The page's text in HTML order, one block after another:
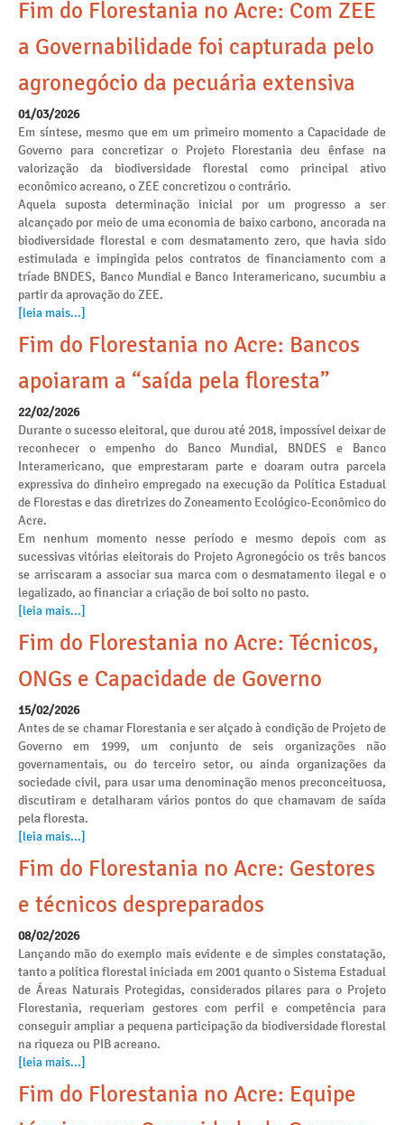
Fim do Florestania no Acre: Com ZEE
a Governabilidade foi capturada pelo
agronegócio da pecuária extensiva
01/03/2026
Em síntese, mesmo que em um primeiro momento a Capacidade de
Governo para concretizar o Projeto Florestania deu ênfase na
valorização da biodiversidade florestal como principal ativo
econômico acreano, o ZEE concretizou o contrário.
Aquela suposta determinação inicial por um progresso a ser
alcançado por meio de uma economia de baixo carbono, ancorada na
biodiversidade florestal e com desmatamento zero, que havia sido
estimulada e impingida pelos contratos de financiamento com a
tríade BNDES, Banco Mundial e Banco Interamericano, sucumbiu a
partir da aprovação do ZEE.
[leia mais...]
Fim do Florestania no Acre: Bancos
apoiaram a “saída pela floresta”
22/02/2026
Durante o sucesso eleitoral, que durou até 2018, impossível deixar de
reconhecer o empenho do Banco Mundial, BNDES e Banco
Interamericano, que emprestaram parte e doaram outra parcela
expressiva do dinheiro empregado na execução da Política Estadual
de Florestas e das diretrizes do Zoneamento Ecológico-Econômico do
Acre.
Em nenhum momento nesse período e mesmo depois com as
sucessivas vitórias eleitorais do Projeto Agronegócio os três bancos
se arriscaram a associar sua marca com o desmatamento ilegal e o
legalizado, ao financiar a criação de boi solto no pasto.
[leia mais...]
Fim do Florestania no Acre: Técnicos,
ONGs e Capacidade de Governo
15/02/2026
Antes de se chamar Florestania e ser alçado à condição de Projeto de
Governo em 1999, um conjunto de seis organizações não
governamentais, ou do terceiro setor, ou ainda organizações da
sociedade civil, para usar uma denominação menos preconceituosa,
discutiram e detalharam vários pontos do que chamavam de saída
pela floresta.
[leia mais...]
Fim do Florestania no Acre: Gestores
e técnicos despreparados
08/02/2026
Lançando mão do exemplo mais evidente e de simples constatação,
tanto a política florestal iniciada em 2001 quanto o Sistema Estadual
de Áreas Naturais Protegidas, considerados pilares para o Projeto
Florestania, requeriam gestores com perfil e competência para
conseguir ampliar a pequena participação da biodiversidade florestal
na riqueza ou PIB acreano.
[leia mais...]
Fim do Florestania no Acre: Equipe